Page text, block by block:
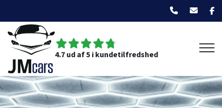
hovedindhold
4.7 ud af 5 i kundetilfredshed